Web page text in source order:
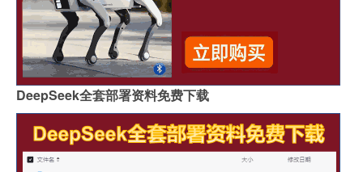
DeepSeek全套部署资料免费下载